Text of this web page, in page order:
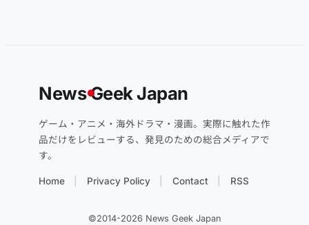
NewsGeek Japan
ゲーム・アニメ・海外ドラマ・漫画。実際に触れた作
品だけをレビューする、発見のための総合メディアで
す。
Home Privacy Policy Contact RSS
©2014-2026 News Geek Japan